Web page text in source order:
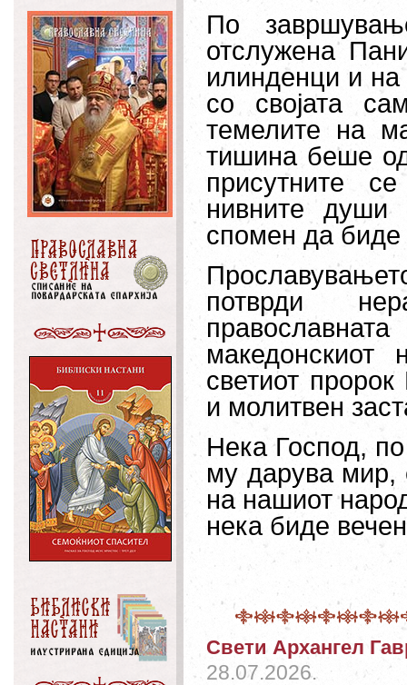
По
отслужена
илинденци и на
со својата
темелите на
тишина беше
присутните
нивните души
спомен да биде
потврди
македонскиот
светиот
и молитвен
Нека Господ,
му дарува мир,
на нашиот
нека биде
Свети Архангел
28.07.2026.